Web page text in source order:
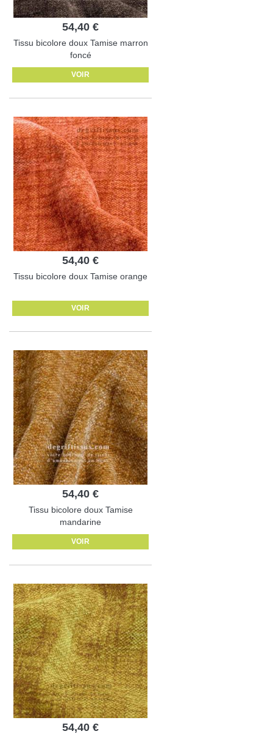
54,40 €
Tissu bicolore doux Tamise marron
foncé
VOIR
54,40 €
Tissu bicolore doux Tamise orange
VOIR
54,40 €
Tissu bicolore doux Tamise
mandarine
VOIR
54,40 €